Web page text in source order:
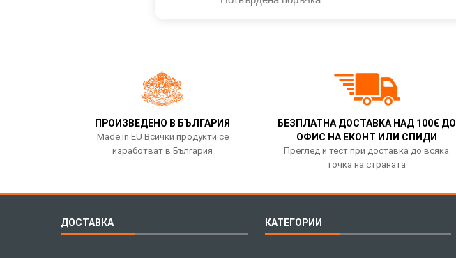
ПРОИЗВЕДЕНО В БЪЛГАРИЯ
Made in EU Всички продукти се
изработват в България
БЕЗПЛАТНА ДОСТАВКА НАД 100€ ДО
ОФИС НА ЕКОНТ ИЛИ СПИДИ
Преглед и тест при доставка до всяка
точка на страната
ДОСТАВКА КАТЕГОРИИ